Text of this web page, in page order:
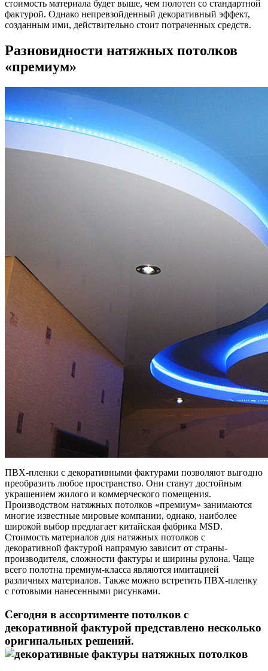
стоимость материала будет выше, чем полотен со стандартной
фактурой. Однако непревзойденный декоративный эффект,
созданным ими, действительно стоит потраченных средств.
Разновидности натяжных потолков
«премиум»
ПВХ-пленки с декоративными фактурами позволяют выгодно
преобразить любое пространство. Они станут достойным
украшением жилого и коммерческого помещения.
Производством натяжных потолков «премиум» занимаются
многие известные мировые компании, однако, наиболее
широкой выбор предлагает китайская фабрика MSD.
Стоимость материалов для натяжных потолков с
декоративной фактурой напрямую зависит от страны-
производителя, сложности фактуры и ширины рулона. Чаще
всего полотна премиум-класса являются имитацией
различных материалов. Также можно встретить ПВХ-пленку
с готовыми нанесенными рисунками.
Сегодня в ассортименте потолков с
декоративной фактурой представлено несколько
оригинальных решений.